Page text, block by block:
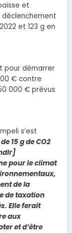
et
déclenchement
et 123 g en
pour démarrer
€ contre
000 € prévus
s’est
15 g de CO2
pour le climat
de la
de taxation
Elle ferait
aux
et d’être